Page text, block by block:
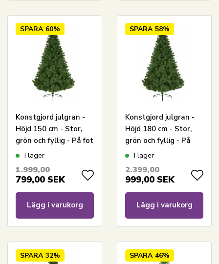
SPARA 60%
Konstgjord julgran -
Höjd 150 cm - Stor,
grön och fyllig - På fot
I lager
1.999,00
799,00 SEK
Lägg i varukorg
SPARA 58%
Konstgjord julgran -
Höjd 180 cm - Stor,
grön och fyllig - På
stativ
I lager
2.399,00
999,00 SEK
Lägg i varukorg
SPARA 32% SPARA 46%